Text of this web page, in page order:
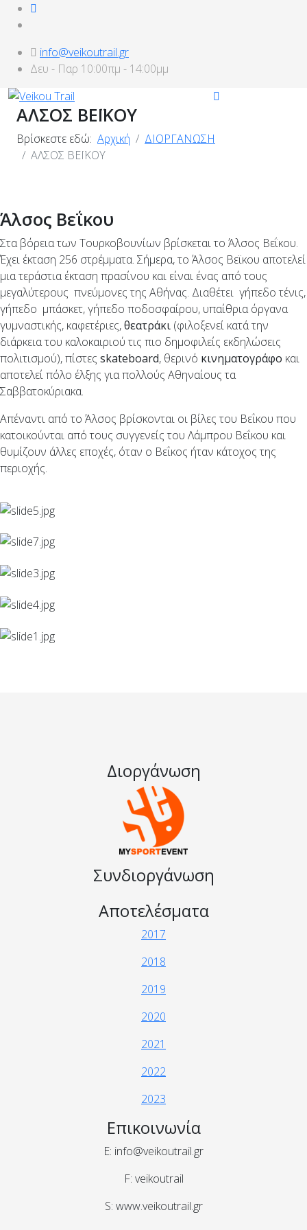
info@veikoutrail.gr
Δευ - Παρ 10:00πμ - 14:00μμ
ΑΛΣΟΣ ΒΕΪΚΟΥ
Βρίσκεστε εδώ: Αρχική
ΔΙΟΡΓΑΝΩΣΗ
ΑΛΣΟΣ ΒΕΪΚΟΥ
Άλσος Βεΐκου
Στα βόρεια των Τουρκοβουνίων βρίσκεται το Άλσος Βεΐκου.
Έχει έκταση 256 στρέμματα. Σήμερα, το Άλσος Βεϊκου αποτελεί
μια τεράστια έκταση πρασίνου και είναι ένας από τους
μεγαλύτερους πνεύμονες της Αθήνας. Διαθέτει γήπεδο τένις,
γήπεδο μπάσκετ, γήπεδο ποδοσφαίρου, υπαίθρια όργανα
γυμναστικής, καφετέριες,θεατράκι (φιλοξενεί κατά την
διάρκεια του καλοκαιριού τις πιο δημοφιλείς εκδηλώσεις
πολιτισμού), πίστες skateboard, θερινό κινηματογράφο και
αποτελεί πόλο έλξης για πολλούς Αθηναίους τα
Σαββατοκύριακα.
Απέναντι από το Άλσος βρίσκονται οι βίλες του Βεΐκου που
κατοικούνται από τους συγγενείς του Λάμπρου Βεΐκου και
θυμίζουν άλλες εποχές, όταν ο Βεΐκος ήταν κάτοχος της
περιοχής.
Διοργάνωση
Συνδιοργάνωση
Αποτελέσματα
2017
2018
2019
2020
2021
2022
2023
Επικοινωνία
E: info@veikoutrail.gr
F: veikoutrail
S: www.veikoutrail.gr